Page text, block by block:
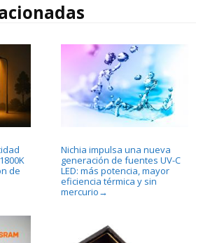
de
Nichia impulsa una nueva
generación de fuentes UV-C
LED: más potencia, mayor
eficiencia térmica y sin
mercurio →